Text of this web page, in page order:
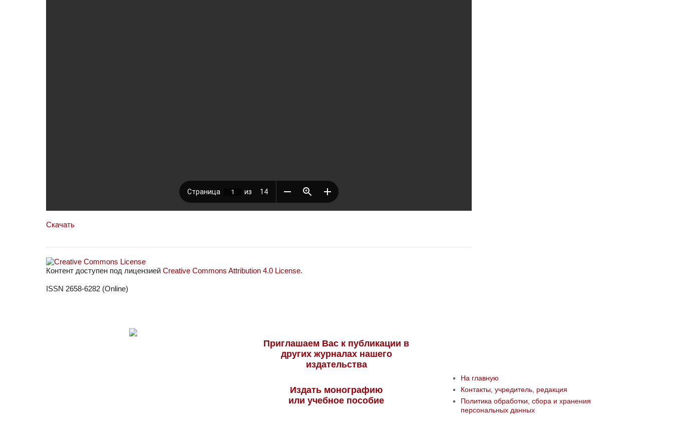
Скачать
Контент доступен под лицензией Creative Commons Attribution 4.0 License.
ISSN 2658-6282 (Online)
Приглашаем Вас к публикации в
других журналах нашего
издательства
Издать монографию
или учебное пособие
На главную
Контакты, учредитель, редакция
Политика обработки, сбора и хранения
персональных данных